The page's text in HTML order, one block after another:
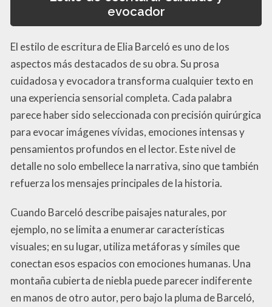
evocador
El estilo de escritura de Elia Barceló es uno de los
aspectos más destacados de su obra. Su prosa
cuidadosa y evocadora transforma cualquier texto en
una experiencia sensorial completa. Cada palabra
parece haber sido seleccionada con precisión quirúrgica
para evocar imágenes vívidas, emociones intensas y
pensamientos profundos en el lector. Este nivel de
detalle no solo embellece la narrativa, sino que también
refuerza los mensajes principales de la historia.
Cuando Barceló describe paisajes naturales, por
ejemplo, no se limita a enumerar características
visuales; en su lugar, utiliza metáforas y símiles que
conectan esos espacios con emociones humanas. Una
montaña cubierta de niebla puede parecer indiferente
en manos de otro autor, pero bajo la pluma de Barceló,